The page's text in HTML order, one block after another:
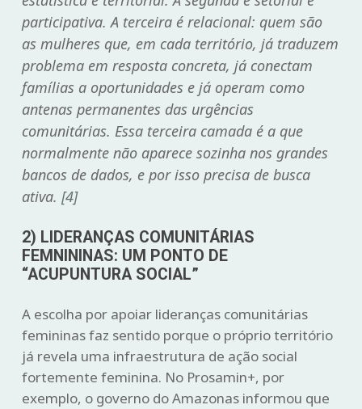
participativa. A terceira é relacional: quem são
as mulheres que, em cada território, já traduzem
problema em resposta concreta, já conectam
famílias a oportunidades e já operam como
antenas permanentes das urgências
comunitárias. Essa terceira camada é a que
normalmente não aparece sozinha nos grandes
bancos de dados, e por isso precisa de busca
ativa. [4]
2) LIDERANÇAS COMUNITÁRIAS
FEMNININAS: UM PONTO DE
“ACUPUNTURA SOCIAL”
A escolha por apoiar lideranças comunitárias
femininas faz sentido porque o próprio território
já revela uma infraestrutura de ação social
fortemente feminina. No Prosamin+, por
exemplo, o governo do Amazonas informou que